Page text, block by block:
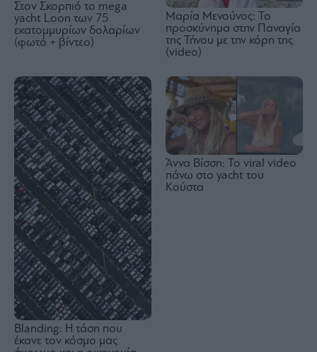
Στον Σκορπιό το mega
yacht Loon των 75
εκατομμυρίων δολαρίων
(φωτό + βίντεο)
Μαρία Μενούνος: Το
προσκύνημα στην Παναγία
της Τήνου με την κόρη της
(video)
Blanding: Η τάση που
έκανε τον κόσμο μας
Άννα Βίσση: Το viral video
πάνω στο yacht του
Κούστα